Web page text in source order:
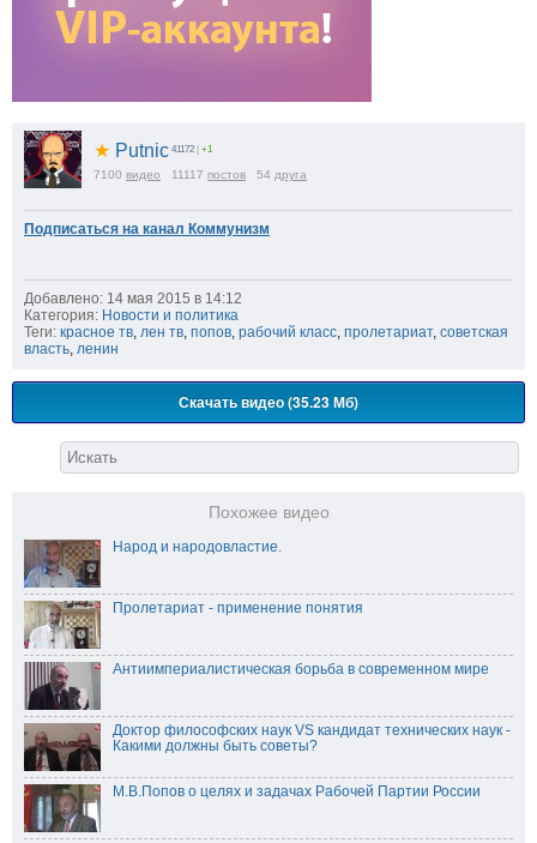
★ Putnic 41172 +1
7100 видео 11117 постов 54 друга
Подписаться на канал Коммунизм
Добавлено: 14 мая 2015 в 14:12
Категория: Новости и политика
Теги: красное тв, лен тв, попов, рабочий класс, пролетариат, советская
власть, ленин
Скачать видео (35.23 Мб)
Похожее видео
Народ и народовластие.
Пролетариат - применение понятия
Антиимпериалистическая борьба в современном мире
Доктор философских наук VS кандидат технических наук -
Какими должны быть советы?
М.В.Попов о целях и задачах Рабочей Партии России